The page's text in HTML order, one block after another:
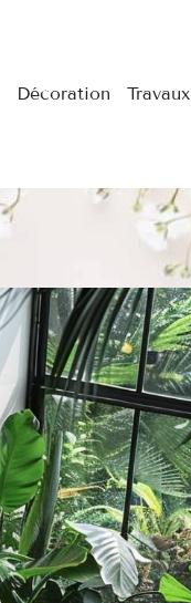
Décoration Travaux